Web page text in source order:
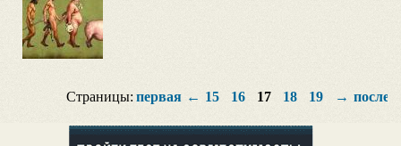
Страницы: первая ← 15 16 17 18 19 →